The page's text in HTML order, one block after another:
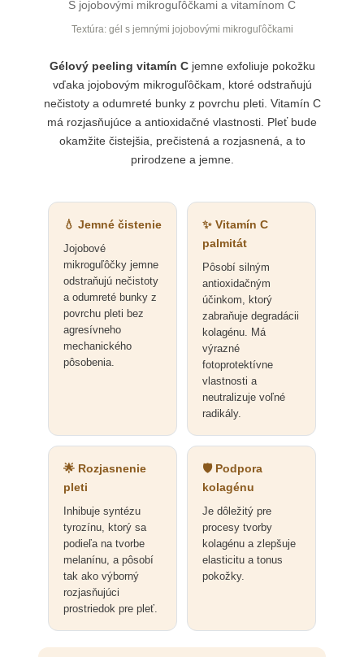
S jojobovými mikroguľôčkami a vitamínom C
Textúra: gél s jemnými jojobovými mikroguľôčkami
Gélový peeling vitamín Cjemne exfoliuje pokožku
vďaka jojobovým mikroguľôčkam, ktoré odstraňujú
nečistoty a odumreté bunky z povrchu pleti. Vitamín C
má rozjasňujúce a antioxidačné vlastnosti. Pleť bude
okamžite čistejšia, prečistená a rozjasnená, a to
prirodzene a jemne.
💧 Jemné čistenie
Jojobové
mikroguľôčky jemne
odstraňujú nečistoty
a odumreté bunky z
povrchu pleti bez
agresívneho
mechanického
pôsobenia.
✨ Vitamín C
palmitát
Pôsobí silným
antioxidačným
účinkom, ktorý
zabraňuje degradácii
kolagénu. Má
výrazné
fotoprotektívne
vlastnosti a
neutralizuje voľné
radikály.
🌟 Rozjasnenie
pleti
Inhibuje syntézu
tyrozínu, ktorý sa
podieľa na tvorbe
melanínu, a pôsobí
tak ako výborný
rozjasňujúci
prostriedok pre pleť.
🛡️ Podpora
kolagénu
Je dôležitý pre
procesy tvorby
kolagénu a zlepšuje
elasticitu a tonus
pokožky.